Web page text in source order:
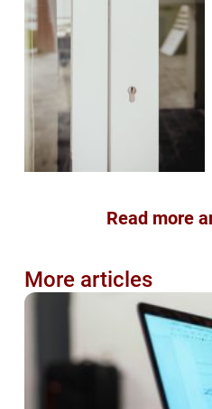
Read more
More articles